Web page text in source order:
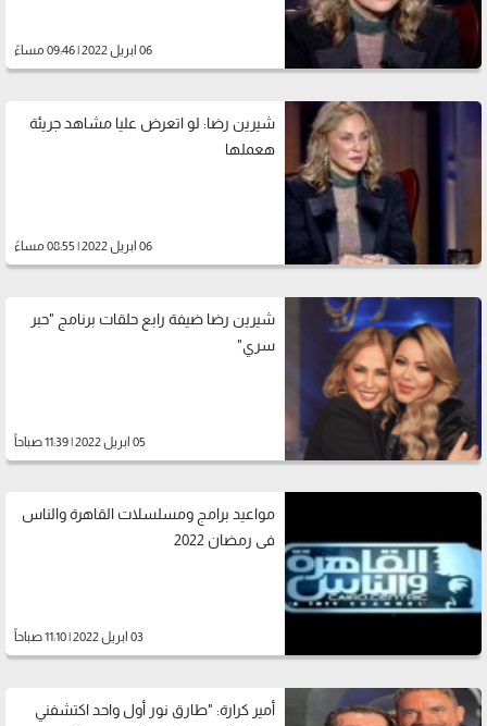
06 ابريل 2022 | 09:46 مساءً
شيرين رضا: لو اتعرض عليا مشاهد جريئة
هعملها
06 ابريل 2022 | 08:55 مساءً
شيرين رضا ضيفة رابع حلقات برنامج "حبر
سري"
05 ابريل 2022 | 11:39 صباحاً
مواعيد برامج ومسلسلات القاهرة والناس
فى رمضان 2022
03 ابريل 2022 | 11:10 صباحاً
أمير كرارة: "طارق نور أول واحد اكتشفني